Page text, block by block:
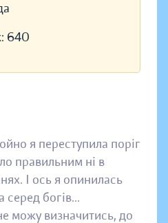
640
я переступила поріг
правильним ні в
І ось я опинилась
серед богів...
можу визначитись, до